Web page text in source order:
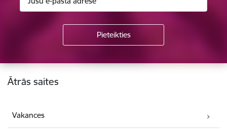
Kājene
Ātrās saites
Vakances